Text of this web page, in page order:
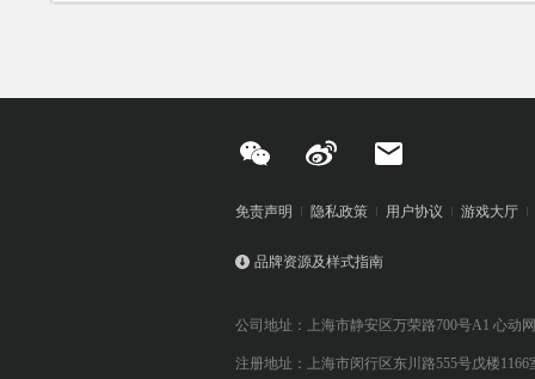
免责声明 隐私政策 用户协议 游戏大厅
品牌资源及样式指南
公司地址：上海市静安区万荣路700号A1 心动
注册地址：上海市闵行区东川路555号戊楼1166